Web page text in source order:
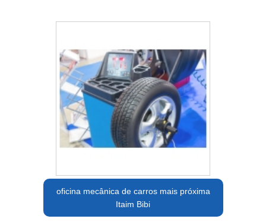
oficina mecânica de carros mais próxima
Itaim Bibi